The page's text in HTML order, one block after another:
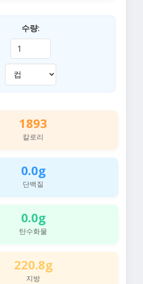
수량:
1893
칼로리
0.0g
단백질
0.0g
탄수화물
220.8g
지방